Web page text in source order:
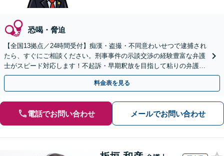
恐喝・脅迫
【全国13拠点／24時間受付】痴漢・盗撮・不同意わいせつで逮捕され
たら、すぐにご相談ください。刑事事件の示談交渉の経験豊富な弁護
士がスピード対応します！不起訴・早期釈放を目指して粘りの弁護活
動を行います。
料金表を見る
電話でお問い合わせ メールでお問い合わせ